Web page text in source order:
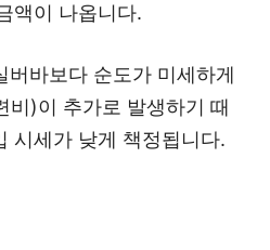
액이 나옵니다.
버바보다 순도가 미세하게
비)이 추가로 발생하기 때
시세가 낮게 책정됩니다.